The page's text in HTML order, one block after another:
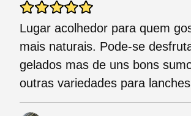
Lugar acolhedor para quem
mais naturais. Pode-se
gelados mas de uns bons
outras variedades para